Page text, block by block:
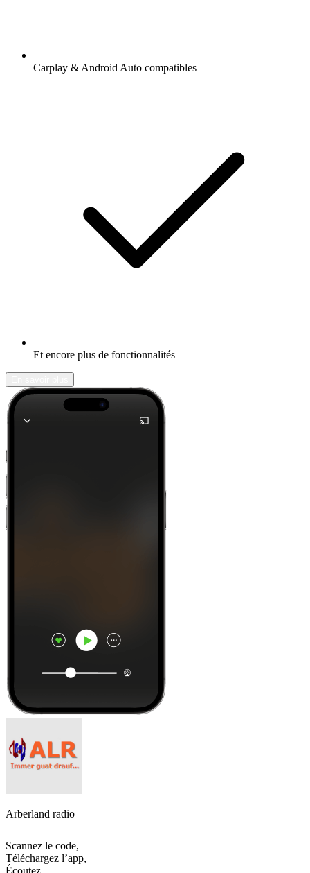
Carplay & Android Auto compatibles
Et encore plus de fonctionnalités
Arberland radio
Scannez le code,
Téléchargez l’app,
Écoutez.